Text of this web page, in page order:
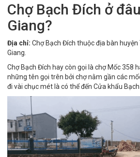
Chợ Bạch Đích ở
Giang?
Địa chỉ: Chợ Bạch Đích thuộc địa bàn huyện
Giang
Chợ Bạch Đích hay còn gọi là chợ Mốc 358
những tên gọi trên bởi chợ nằm gần các
đi vài chục mét là có thể đến Cửa khẩu Bạch